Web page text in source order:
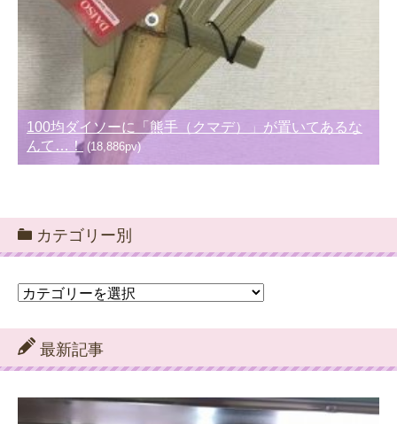
100均ダイソーに「熊手（クマデ）」が置いてあるな
んて…！ (18,886pv)
カテゴリー別
カ
ゴ
リ
ー
最新記事